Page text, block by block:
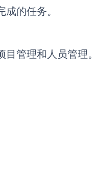
的任务。
管理和人员管理。